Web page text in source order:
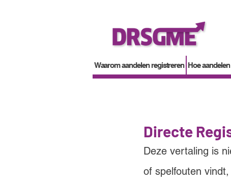
Waarom aandelen registreren Hoe
Directe
Deze vertaling is
of spelfouten